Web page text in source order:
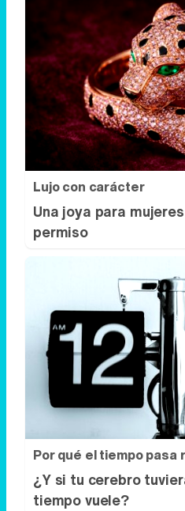
Lujo con carácter
Una joya para
permiso
Por qué el tiempo pasa
¿Y si tu cerebro
tiempo vuele?